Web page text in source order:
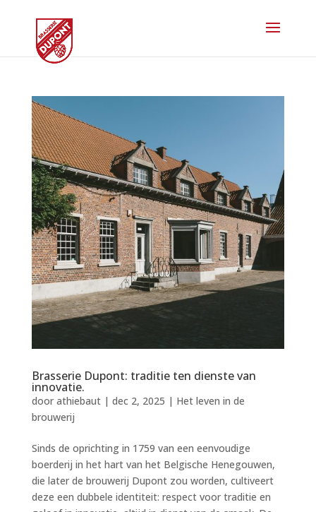
Brasserie Dupont: traditie ten dienste van
innovatie.
door athiebaut| dec 2, 2025 | Het leven in de
brouwerij
Sinds de oprichting in 1759 van een eenvoudige
boerderij in het hart van het Belgische Henegouwen,
die later de brouwerij Dupont zou worden, cultiveert
deze een dubbele identiteit: respect voor traditie en